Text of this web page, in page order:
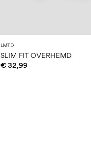
LMTD
SLIM FIT OVERHEMD
€ 32,99